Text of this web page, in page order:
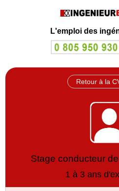
L'emploi des
Retour à la
Stage conducteur
1 à 3 ans